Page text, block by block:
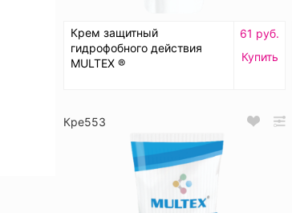
Крем защитный
гидрофобного действия
MULTEX ®
61 руб.
Купить
Кре553